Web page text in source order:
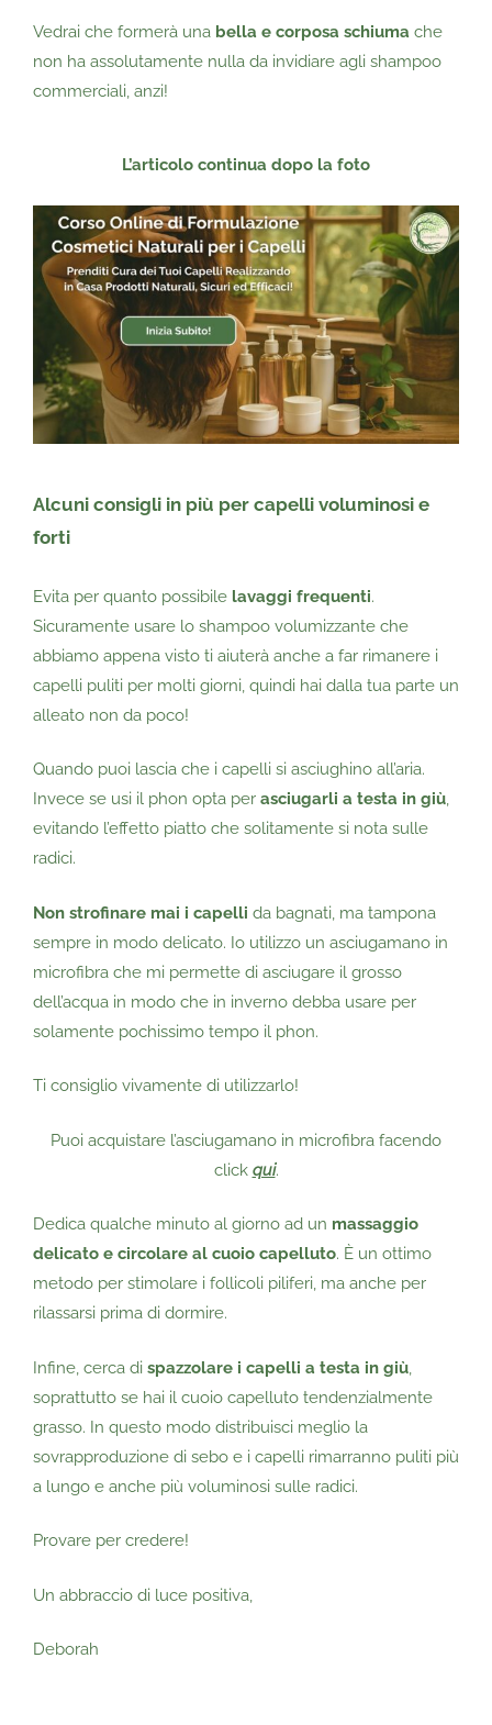
Vedrai che formerà una bella e corposa schiuma che
non ha assolutamente nulla da invidiare agli shampoo
commerciali, anzi!
L’articolo continua dopo la foto
Alcuni consigli in più per capelli voluminosi e
forti
Evita per quanto possibile lavaggi frequenti.
Sicuramente usare lo shampoo volumizzante che
abbiamo appena visto ti aiuterà anche a far rimanere i
capelli puliti per molti giorni, quindi hai dalla tua parte un
alleato non da poco!
Quando puoi lascia che i capelli si asciughino all’aria.
Invece se usi il phon opta per asciugarli a testa in giù,
evitando l’effetto piatto che solitamente si nota sulle
radici.
Non strofinare mai i capelli da bagnati, ma tampona
sempre in modo delicato. Io utilizzo un asciugamano in
microfibra che mi permette di asciugare il grosso
dell’acqua in modo che in inverno debba usare per
solamente pochissimo tempo il phon.
Ti consiglio vivamente di utilizzarlo!
Puoi acquistare l’asciugamano in microfibra facendo
click qui.
Dedica qualche minuto al giorno ad un massaggio
delicato e circolare al cuoio capelluto. È un ottimo
metodo per stimolare i follicoli piliferi, ma anche per
rilassarsi prima di dormire.
Infine, cerca di spazzolare i capelli a testa in giù,
soprattutto se hai il cuoio capelluto tendenzialmente
grasso. In questo modo distribuisci meglio la
sovrapproduzione di sebo e i capelli rimarranno puliti più
a lungo e anche più voluminosi sulle radici.
Provare per credere!
Un abbraccio di luce positiva,
Deborah